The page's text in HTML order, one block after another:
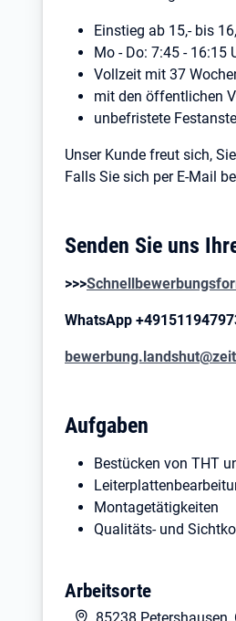
Einstieg ab 15,- bis
Mo - Do: 7:45 - 16:15
Vollzeit mit 37
mit den öffentlichen
unbefristete
Unser Kunde freut sich,
Falls Sie sich per E-Mail
Senden Sie uns
>>>
WhatsApp
Aufgaben
Bestücken von THT
Montagetätigkeiten
Qualitäts- und
Profil
Arbeitsorte